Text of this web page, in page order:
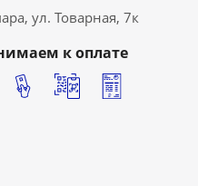
ул. Товарная, 7к
к оплате